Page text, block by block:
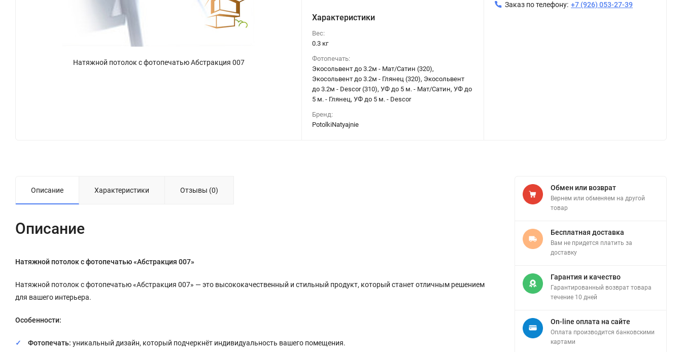
Натяжной потолок с фотопечатью Абстракция 007
Характеристики
Вес:
0.3 кг
Фотопечать:
Экосольвент до 3.2м - Мат/Сатин (320),
Экосольвент до 3.2м - Глянец (320), Экосольвент
до 3.2м - Descor (310), УФ до 5 м. - Мат/Сатин, УФ до
5 м. - Глянец, УФ до 5 м. - Descor
Бренд:
PotolkiNatyajnie
Заказ по телефону: +7 (926) 053-27-39
Описание Характеристики Отзывы (0)
Описание
Натяжной потолок с фотопечатью «Абстракция 007»
Натяжной потолок с фотопечатью «Абстракция 007» — это высококачественный и стильный продукт, который станет отличным решением
для вашего интерьера.
Особенности:
Фотопечать: уникальный дизайн, который подчеркнёт индивидуальность вашего помещения.
Обмен или возврат
Вернем или обменяем на другой
товар
Бесплатная доставка
Вам не придется платить за
доставку
Гарантия и качество
Гарантированный возврат товара
течение 10 дней
On-line оплата на сайте
Оплата производится банковскими
картами